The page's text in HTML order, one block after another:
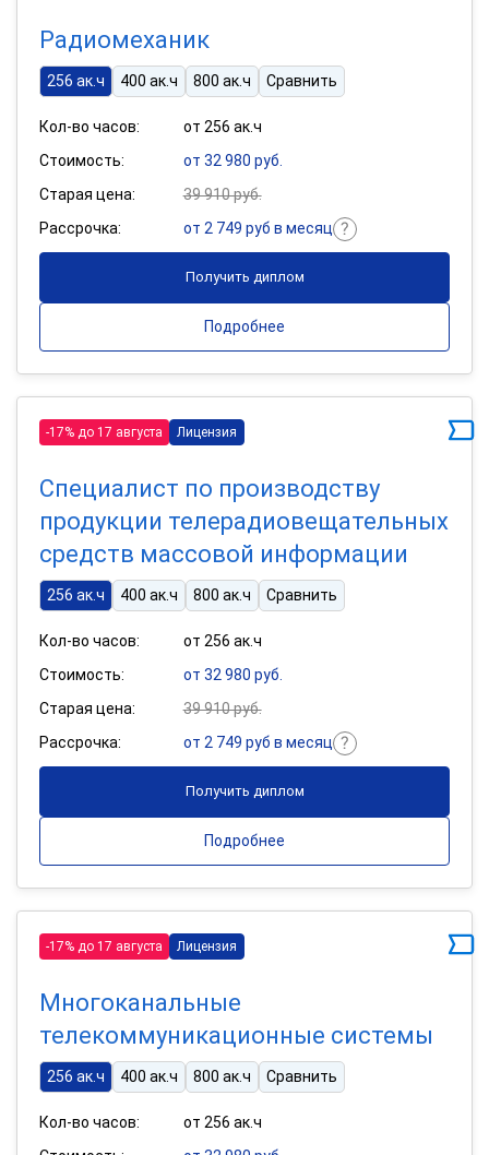
Радиомеханик
256 ак.ч 400 ак.ч 800 ак.ч Сравнить
Кол-во часов:
от 256 ак.ч
Стоимость:
от 32 980 руб.
Старая цена:
39 910 руб.
Рассрочка:
от 2 749 руб в месяц
Получить диплом
Подробнее
-17% до 17 августа Лицензия
Специалист по производству
продукции телерадиовещательных
средств массовой информации
256 ак.ч 400 ак.ч 800 ак.ч Сравнить
Кол-во часов:
от 256 ак.ч
Стоимость:
от 32 980 руб.
Старая цена:
39 910 руб.
Рассрочка:
от 2 749 руб в месяц
Получить диплом
Подробнее
-17% до 17 августа Лицензия
Многоканальные
телекоммуникационные системы
256 ак.ч 400 ак.ч 800 ак.ч Сравнить
Кол-во часов:
от 256 ак.ч